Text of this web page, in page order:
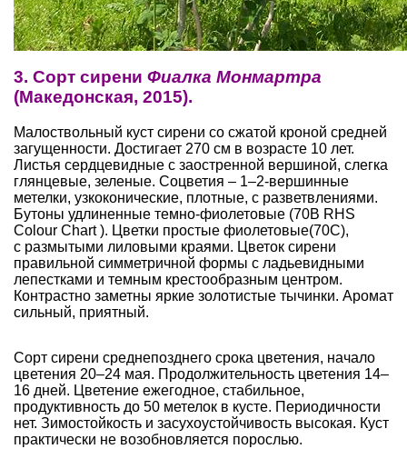
3. Сорт сирени Фиалка Монмартра
(Македонская, 2015).
Малоствольный куст сирени со сжатой кроной средней
загущенности. Достигает 270 см в возрасте 10 лет.
Листья сердцевидные с заостренной вершиной, слегка
глянцевые, зеленые. Соцветия – 1–2-вершинные
метелки, узкоконические, плотные, с разветвлениями.
Бутоны удлиненные темно-фиолетовые (70B RHS
Colour Chart ). Цветки простые фиолетовые(70C),
с размытыми лиловыми краями. Цветок сирени
правильной симметричной формы с ладьевидными
лепестками и темным крестообразным центром.
Контрастно заметны яркие золотистые тычинки. Аромат
сильный, приятный.
Сорт сирени среднепозднего срока цветения, начало
цветения 20–24 мая. Продолжительность цветения 14–
16 дней. Цветение ежегодное, стабильное,
продуктивность до 50 метелок в кусте. Периодичности
нет. Зимостойкость и засухоустойчивость высокая. Куст
практически не возобновляется порослью.